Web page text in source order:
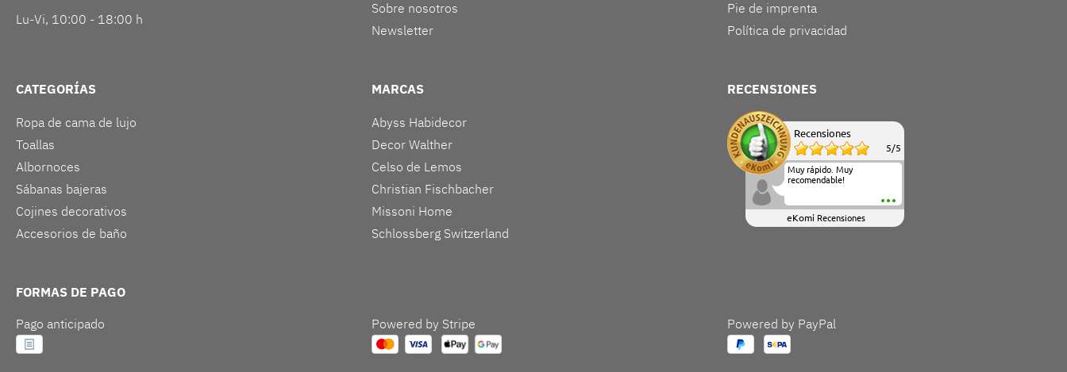
Lu-Vi, 10:00 - 18:00 h
Sobre nosotros
Newsletter
Pie de imprenta
Política de privacidad
CATEGORÍAS
Ropa de cama de lujo
Toallas
Albornoces
Sábanas bajeras
Cojines decorativos
Accesorios de baño
MARCAS
Abyss Habidecor
Decor Walther
Celso de Lemos
Christian Fischbacher
Missoni Home
Schlossberg Switzerland
RECENSIONES
Recensiones
5/5
Muy rápido. Muy
recomendable!
eKomi Recensiones
FORMAS DE PAGO
Pago anticipado
Powered by Stripe Powered by PayPal